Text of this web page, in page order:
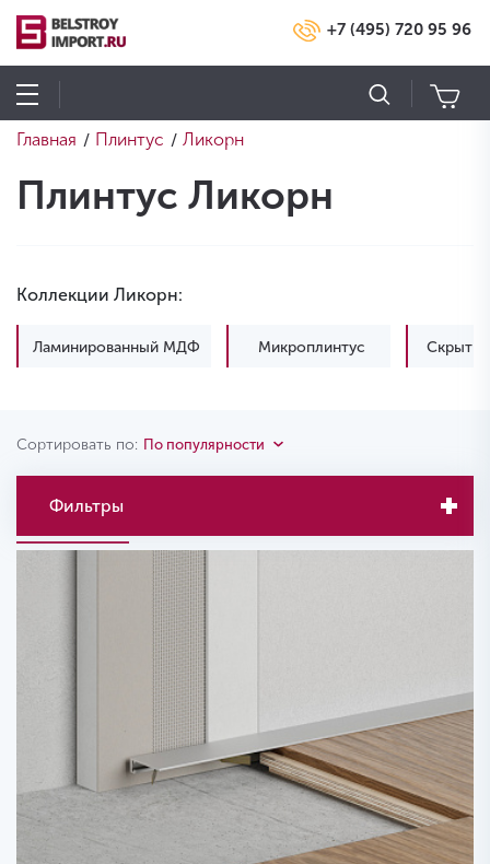
+7 (495) 720 95 96
Главная / Плинтус / Ликорн
Плинтус Ликорн
Коллекции Ликорн:
Ламинированный МДФ Микроплинтус
Сортировать по: По популярности
Фильтры